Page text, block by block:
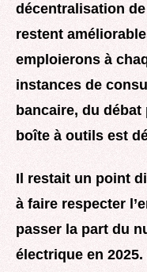
décentralisation
restent
emploierons à
instances de
bancaire, du
boîte à outils est
Il restait un point
à faire respecter
passer la part du
électrique en